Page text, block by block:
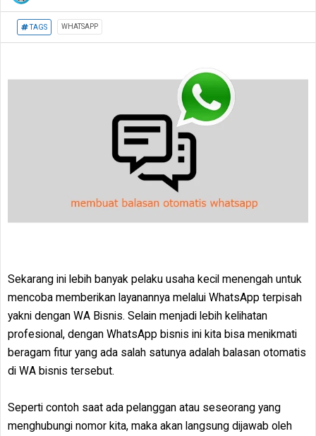
TAGS WHATSAPP
Sekarang ini lebih banyak pelaku usaha kecil menengah untuk
mencoba memberikan layanannya melalui WhatsApp terpisah
yakni dengan WA Bisnis. Selain menjadi lebih kelihatan
profesional, dengan WhatsApp bisnis ini kita bisa menikmati
beragam fitur yang ada salah satunya adalah balasan otomatis
di WA bisnis tersebut.
Seperti contoh saat ada pelanggan atau seseorang yang
menghubungi nomor kita, maka akan langsung dijawab oleh